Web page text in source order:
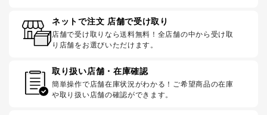
ネットで注文 店舗で受け取り
店舗で受け取りなら送料無料！全店舗の中から受け取
り店舗をお選びいただけます。
取り扱い店舗・在庫確認
簡単操作で店舗在庫状況がわかる！ご希望商品の在庫
や取り扱い店舗の確認ができます。